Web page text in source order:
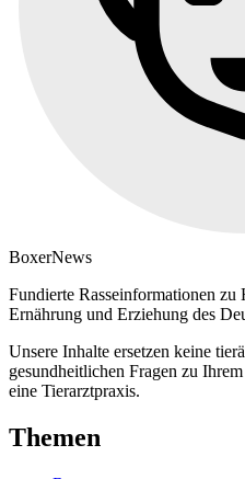
BoxerNews
Fundierte Rasseinformationen zu
Ernährung und Erziehung des
Unsere Inhalte ersetzen keine
gesundheitlichen Fragen zu
eine Tierarztpraxis.
Themen